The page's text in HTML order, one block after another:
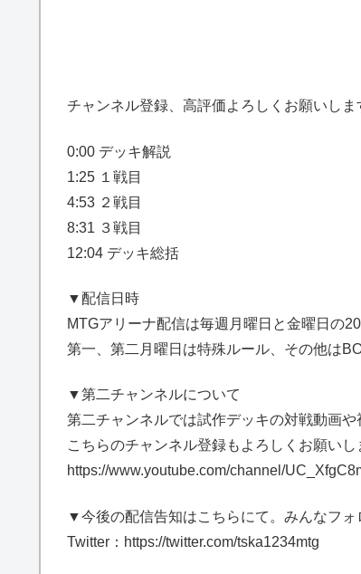
チャンネル登録、高評価よろしくお願いし
0:00 デッキ解説
1:25 １戦目
4:53 ２戦目
8:31 ３戦目
12:04 デッキ総括
▼配信日時
MTGアリーナ配信は毎週月曜日と金曜日の20
第一、第二月曜日は特殊ルール、その他は
▼第二チャンネルについて
第二チャンネルでは試作デッキの対戦動画
こちらのチャンネル登録もよろしくお願いし
https://www.youtube.com/channel/
▼今後の配信告知はこちらにて。みんなフォ
Twitter：https://twitter.com/tska1234mtg